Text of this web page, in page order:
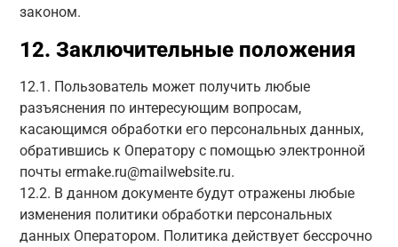
законом.
12. Заключительные положения
12.1. Пользователь может получить любые
разъяснения по интересующим вопросам,
касающимся обработки его персональных данных,
обратившись к Оператору с помощью электронной
почты ermake.ru@mailwebsite.ru.
12.2. В данном документе будут отражены любые
изменения политики обработки персональных
данных Оператором. Политика действует бессрочно